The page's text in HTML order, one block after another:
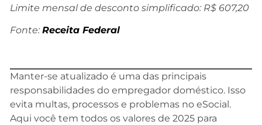
Limite mensal de desconto simplificado: R$ 607,20
Fonte: Receita Federal
Manter-se atualizado é uma das principais
responsabilidades do empregador doméstico. Isso
evita multas, processos e problemas no eSocial.
Aqui você tem todos os valores de 2025 para